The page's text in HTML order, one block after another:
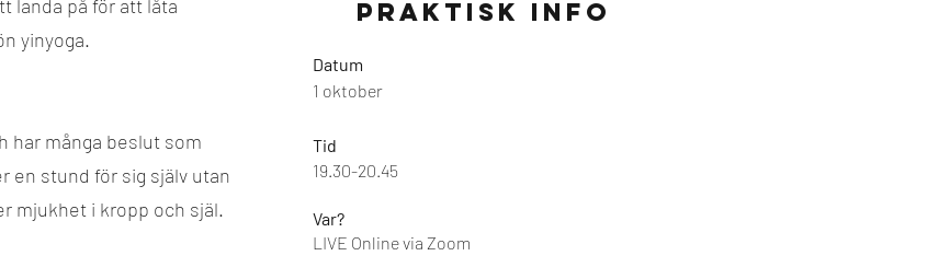
landa på för att låta
yinyoga.
har många beslut som
en stund för sig själv utan
mjukhet i kropp och själ.
Praktisk info
Datum
1 oktober
Tid
19.30-20.45
Var?
LIVE Online via Zoom